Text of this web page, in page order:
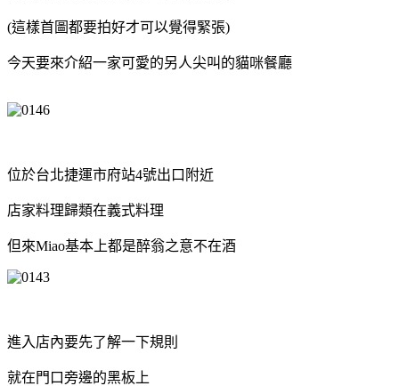
(這樣首圖都要拍好才可以覺得緊張)
今天要來介紹一家可愛的另人尖叫的貓咪餐廳
位於台北捷運市府站4號出口附近
店家料理歸類在義式料理
但來Miao基本上都是醉翁之意不在酒
進入店內要先了解一下規則
就在門口旁邊的黑板上